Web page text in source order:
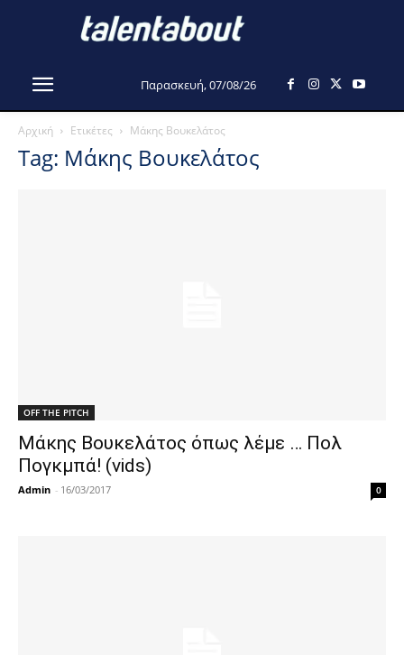
Παρασκευή, 07/08/26
Αρχική Ετικέτες Μάκης Βουκελάτος
Tag: Μάκης Βουκελάτος
OFF THE PITCH
Μάκης Βουκελάτος όπως λέμε … Πολ
Πογκμπά! (vids)
Admin - 16/03/2017 0